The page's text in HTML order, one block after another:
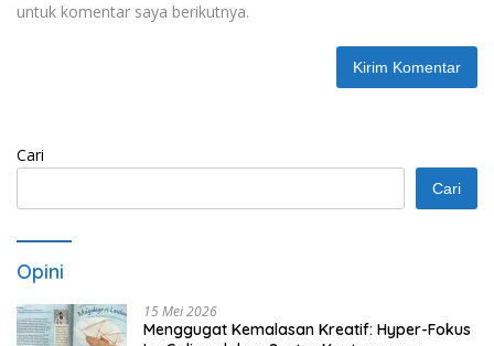
untuk komentar saya berikutnya.
Cari
Cari
Opini
15 Mei 2026
Menggugat Kemalasan Kreatif: Hyper-Fokus